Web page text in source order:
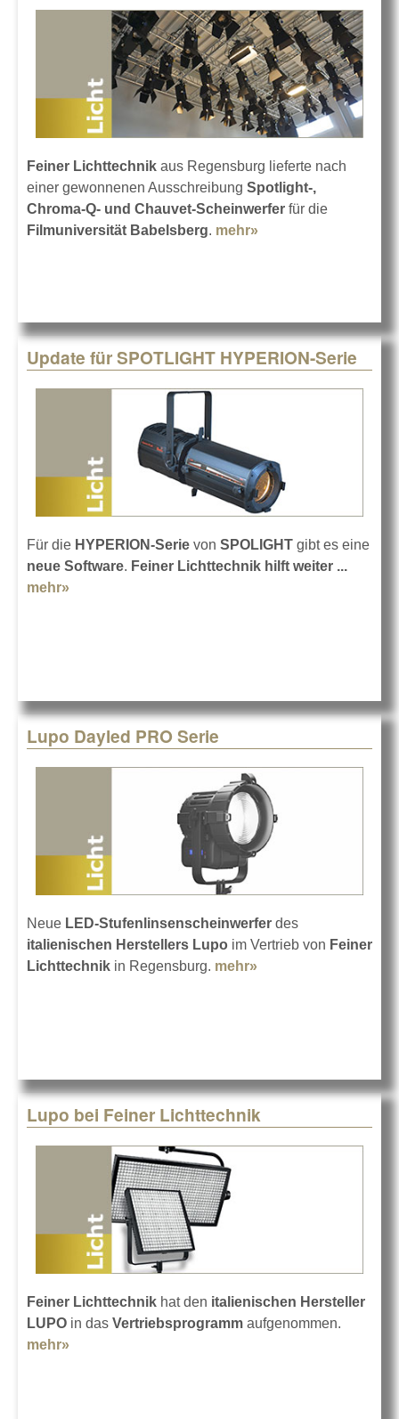
Feiner Lichttechnik aus Regensburg lieferte nach
einer gewonnenen Ausschreibung Spotlight-,
Chroma-Q- und Chauvet-Scheinwerfer für die
Filmuniversität Babelsberg. mehr»
Update für SPOTLIGHT HYPERION-Serie
Für die HYPERION-Serie von SPOLIGHT gibt es eine
neue Software. Feiner Lichttechnik hilft weiter ...
mehr»
Lupo Dayled PRO Serie
Neue LED-Stufenlinsenscheinwerfer des
italienischen Herstellers Lupo im Vertrieb von Feiner
Lichttechnik in Regensburg. mehr»
Lupo bei Feiner Lichttechnik
Feiner Lichttechnik hat den italienischen Hersteller
LUPO in das Vertriebsprogramm aufgenommen.
mehr»